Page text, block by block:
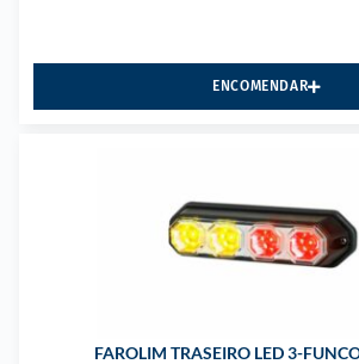
ENCOMENDAR
FAROLIM TRASEIRO LED 3-